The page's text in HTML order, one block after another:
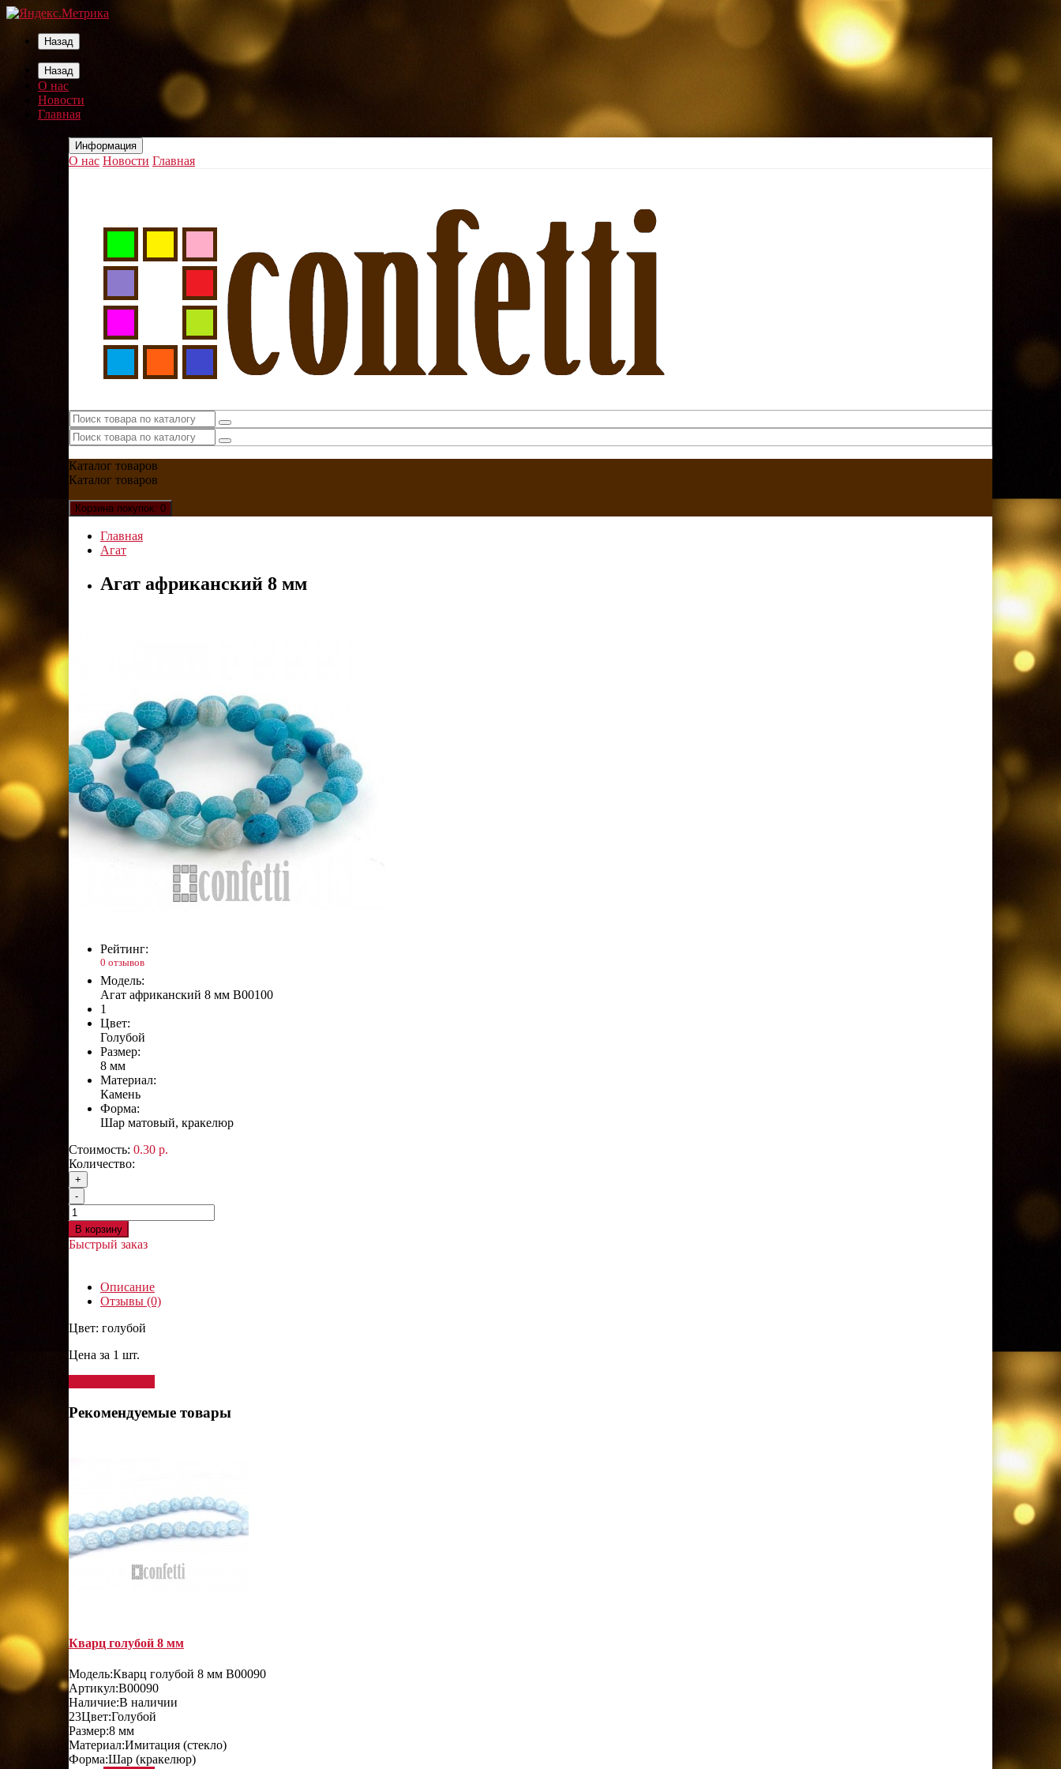
Назад
Назад
О нас
Новости
Главная
Информация
О нас Новости Главная
Каталог товаров
Каталог товаров
Корзина покупок: 0
Главная
Агат
Агат африканский 8 мм
Рейтинг:
0 отзывов
Модель:
Агат африканский 8 мм B00100
1
Цвет:
Голубой
Размер:
8 мм
Материал:
Камень
Форма:
Шар матовый, кракелюр
Стоимость: 0.30 р.
Количество:
+
-
В корзину
Быстрый заказ
Описание
Отзывы (0)
Цвет: голубой
Цена за 1 шт.
Рекомендуемые товары
Кварц голубой 8 мм
Модель:Кварц голубой 8 мм B00090
Артикул:B00090
Наличие:В наличии
23Цвет:Голубой
Размер:8 мм
Материал:Имитация (стекло)
Форма:Шар (кракелюр)